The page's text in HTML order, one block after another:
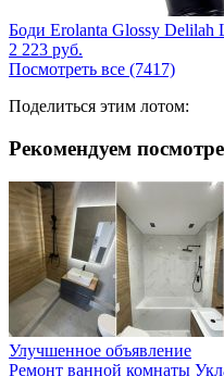
Боди Erolanta Glossy Delilah
2 223 руб.
Посмотреть все (7417)
Поделиться этим лотом:
Рекомендуем
Улучшенное объявление
Ремонт ванной комнаты